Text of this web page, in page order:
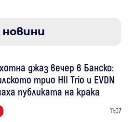
джаз вечер в Банско:
трио HII Trio и EVDN
публиката на крака
11:07